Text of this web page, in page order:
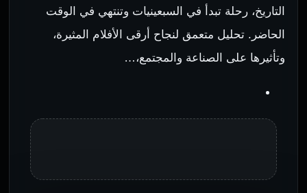
التاريخ، رحلة تبدأ في السبعينيات وتنتهي في الوقت
الحاضر. تحليل متعمق لنجاح أرقى الأفلام المثيرة،
وتأثيرها على الصناعة والمجتمع،…